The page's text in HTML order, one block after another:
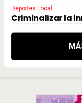
Deportes Local
Criminalizar la